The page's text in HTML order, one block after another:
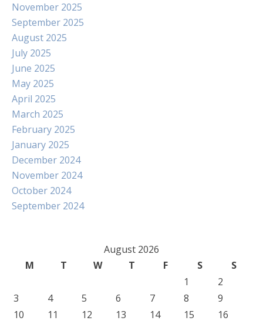
November 2025
September 2025
August 2025
July 2025
June 2025
May 2025
April 2025
March 2025
February 2025
January 2025
December 2024
November 2024
October 2024
September 2024
August 2026
M
T W T F S
S
1
2
3
4 5 6 7 8
9
10
11 12 13 14 15
16